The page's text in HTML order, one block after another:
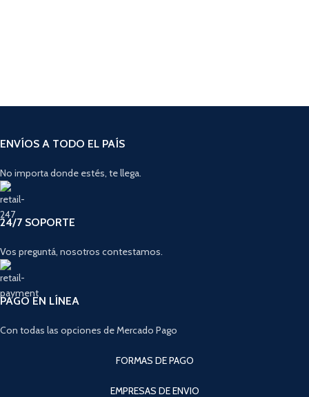
ENVÍOS A TODO EL PAÍS
No importa donde estés, te llega.
24/7 SOPORTE
Vos preguntá, nosotros contestamos.
PAGO EN LÍNEA
Con todas las opciones de Mercado Pago
FORMAS DE PAGO
EMPRESAS DE ENVIO